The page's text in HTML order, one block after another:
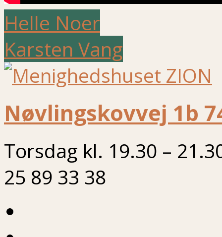
Helle Noer
Karsten Vang
Nøvlingskovvej 1b
Torsdag kl. 19.30 –
25 89 33 38